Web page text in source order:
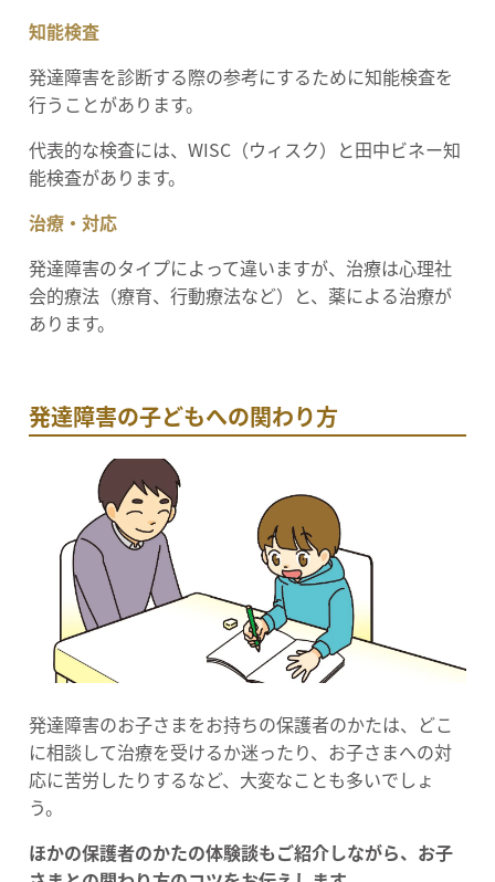
知能検査
発達障害を診断する際の参考にするために知能検査を
行うことがあります。
代表的な検査には、WISC（ウィスク）と田中ビネー知
能検査があります。
治療・対応
発達障害のタイプによって違いますが、治療は心理社
会的療法（療育、行動療法など）と、薬による治療が
あります。
発達障害の子どもへの関わり方
発達障害のお子さまをお持ちの保護者のかたは、どこ
に相談して治療を受けるか迷ったり、お子さまへの対
応に苦労したりするなど、大変なことも多いでしょ
う。
ほかの保護者のかたの体験談もご紹介しながら、お子